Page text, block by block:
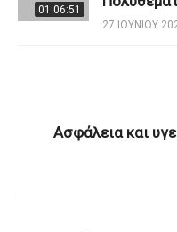
01:06:51
27 ΙΟΥΝΊΟΥ
Aσφάλεια και